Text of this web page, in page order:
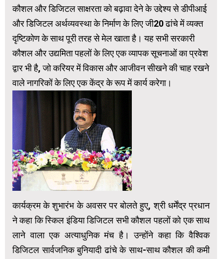
कौशल और डिजिटल साक्षरता को बढ़ावा देने के उद्देश्य से डीपीआई
और डिजिटल अर्थव्यवस्था के निर्माण के लिए जी20 ढांचे में व्यक्त
दृष्टिकोण के साथ पूरी तरह से मेल खाता है। यह सभी सरकारी
कौशल और उद्यमिता पहलों के लिए एक व्यापक सूचनाओं का प्रवेश
द्वार भी है, जो करियर में विकास और आजीवन सीखने की चाह रखने
वाले नागरिकों के लिए एक केंद्र के रूप में कार्य करेगा।
कार्यक्रम के शुभारंभ के अवसर पर बोलते हुए, श्री धर्मेंद्र प्रधान
ने कहा कि स्किल इंडिया डिजिटल सभी कौशल पहलों को एक साथ
लाने वाला एक अत्याधुनिक मंच है। उन्होंने कहा कि वैश्विक
डिजिटल सार्वजनिक बुनियादी ढांचे के साथ-साथ कौशल की कमी